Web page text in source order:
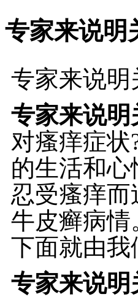
专家来说明
专家来说
专家来说
对瘙痒症状
的生活和
忍受瘙痒
牛皮癣病情
下面就由
专家来说